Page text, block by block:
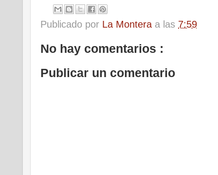
Publicado por La Montera a las 7:59
No hay comentarios :
Publicar un comentario